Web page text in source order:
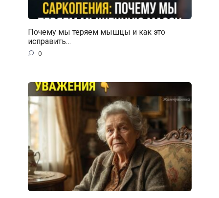
Почему мы теряем мышцы и как это
исправить…
0